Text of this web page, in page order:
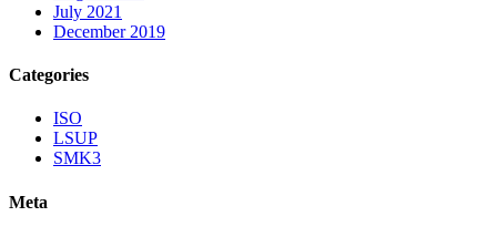
July 2021
December 2019
Categories
ISO
LSUP
SMK3
Meta